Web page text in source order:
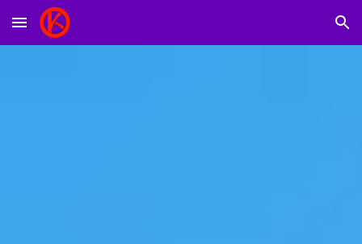
Skip to main content Skip to navigation